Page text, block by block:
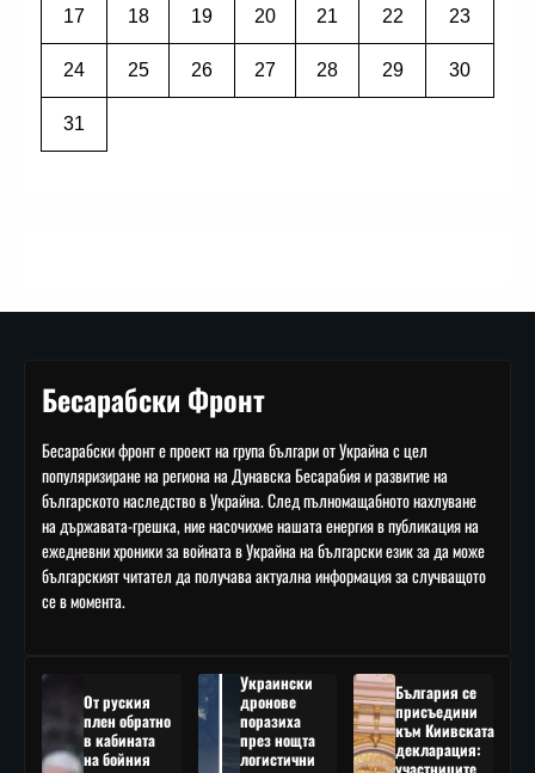
17 18 19 20 21 22 23
24 25 26 27 28 29 30
31
Бесарабски Фронт
Бесарабски фронт е проект на група българи от Украйна с цел
популяризиране на региона на Дунавска Бесарабия и развитие на
българското наследство в Украйна. След пълномащабното нахлуване
на държавата-грешка, ние насочихме нашата енергия в публикация на
ежедневни хроники за войната в Украйна на български език за да може
българският читател да получава актуална информация за случващото
се в момента.
От руския
плен обратно
в кабината
на бойния
Украински
дронове
поразиха
през нощта
логистични
България се
присъедини
към Киивската
декларация: